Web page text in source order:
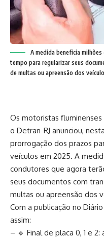
A medida beneficia
tempo para regularizar seus
de multas ou apreensão dos
Os motoristas
o Detran-RJ anunciou,
prorrogação dos prazos
veículos em 2025. A
condutores que agora
seus documentos com
multas ou apreensão dos
Com a publicação no
assim:
– 🔹 Final de placa 0, 1 e